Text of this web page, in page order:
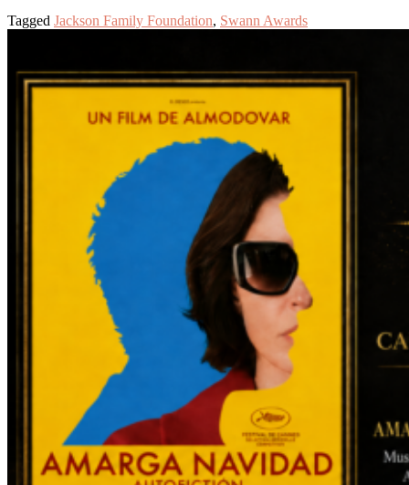
Tagged Jackson Family Foundation, Swann Awards